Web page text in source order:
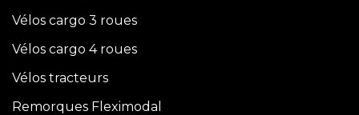
Vélos cargo 3 roues
Vélos cargo 4 roues
Vélos tracteurs
Remorques Fleximodal